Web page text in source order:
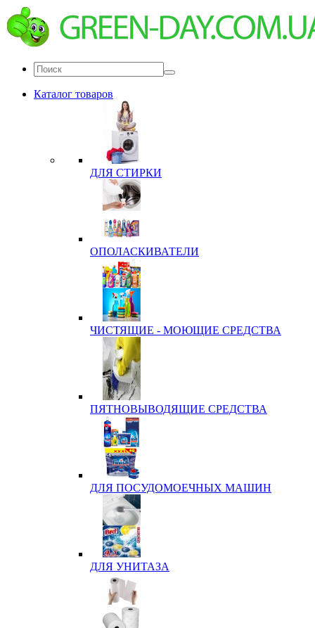
Каталог товаров
ДЛЯ СТИРКИ
ОПОЛАСКИВАТЕЛИ
ЧИСТЯЩИЕ - МОЮЩИЕ СРЕДСТВА
ПЯТНОВЫВОДЯЩИЕ СРЕДСТВА
ДЛЯ ПОСУДОМОЕЧНЫХ МАШИН
ДЛЯ УНИТАЗА